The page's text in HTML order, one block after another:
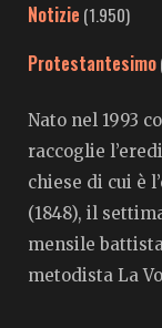
Notizie (1.950)
Protestantesimo
Nato nel 1993
raccoglie
chiese di cui è
(1848), il
mensile
metodista La